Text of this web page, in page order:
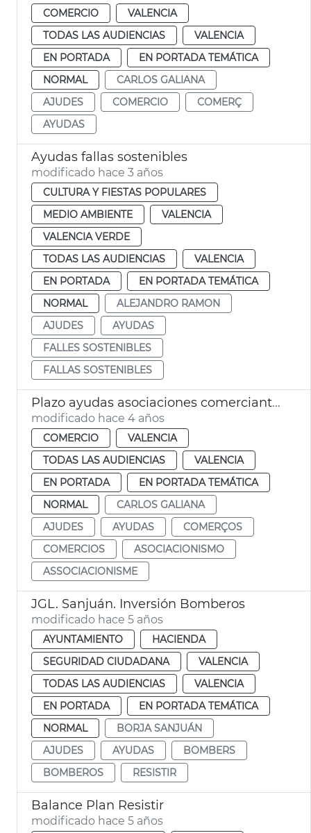
COMERCIO
VALENCIA
TODAS LAS AUDIENCIAS
VALENCIA
EN PORTADA
EN PORTADA TEMÁTICA
NORMAL
CARLOS GALIANA
AJUDES
COMERCIO
COMERÇ
AYUDAS
Ayudas fallas sostenibles
modificado hace 3 años
CULTURA Y FIESTAS POPULARES
MEDIO AMBIENTE
VALENCIA
VALENCIA VERDE
TODAS LAS AUDIENCIAS
VALENCIA
EN PORTADA
EN PORTADA TEMÁTICA
NORMAL
ALEJANDRO RAMON
AJUDES
AYUDAS
FALLES SOSTENIBLES
FALLAS SOSTENIBLES
Plazo ayudas asociaciones comerciantes
modificado hace 4 años
COMERCIO
VALENCIA
TODAS LAS AUDIENCIAS
VALENCIA
EN PORTADA
EN PORTADA TEMÁTICA
NORMAL
CARLOS GALIANA
AJUDES
AYUDAS
COMERÇOS
COMERCIOS
ASOCIACIONISMO
ASSOCIACIONISME
JGL. Sanjuán. Inversión Bomberos
modificado hace 5 años
AYUNTAMIENTO
HACIENDA
SEGURIDAD CIUDADANA
VALENCIA
TODAS LAS AUDIENCIAS
VALENCIA
EN PORTADA
EN PORTADA TEMÁTICA
NORMAL
BORJA SANJUÁN
AJUDES
AYUDAS
BOMBERS
BOMBEROS
RESISTIR
Balance Plan Resistir
modificado hace 5 años